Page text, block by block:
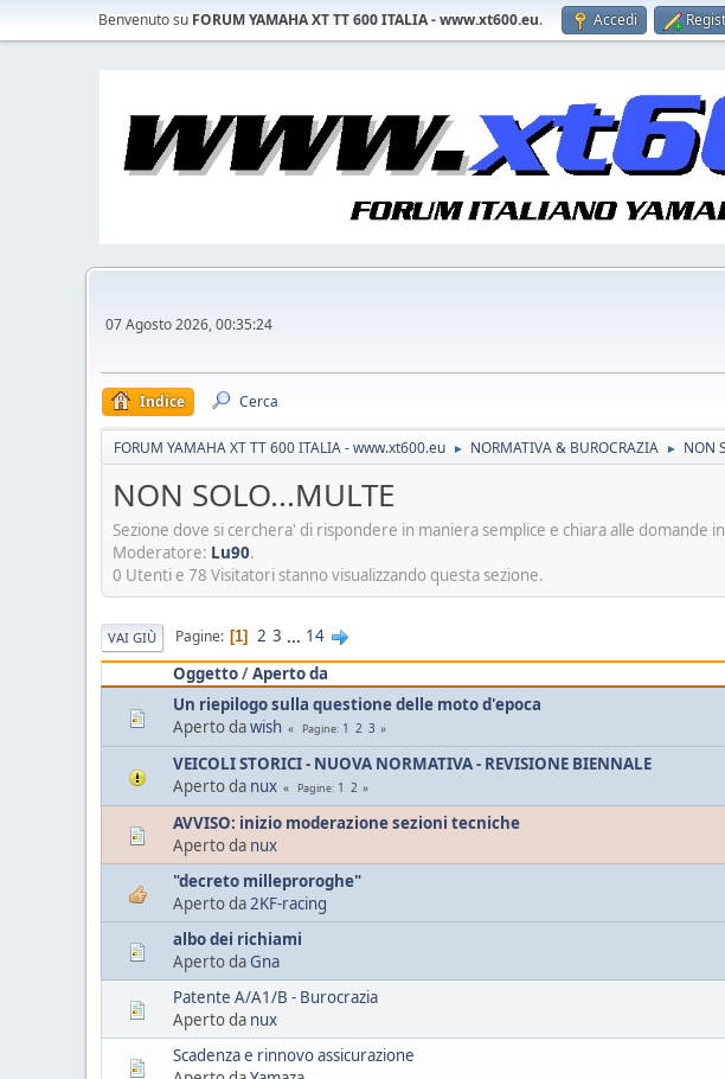
Benvenuto su FORUM YAMAHA XT TT 600 ITALIA - www.xt600.eu. Accedi
07 Agosto 2026, 00:35:24
Indice Cerca
FORUM YAMAHA XT TT 600 ITALIA - www.xt600.eu ► NORMATIVA & BUROCRAZIA ► NON
NON SOLO...MULTE
Sezione dove si cerchera' di rispondere in maniera semplice e chiara alle
Moderatore: Lu90.
0 Utenti e 78 Visitatori stanno visualizzando questa sezione.
VAI GIÙ Pagine 1 2 3 ... 14
Oggetto/Aperto da
Un riepilogo sulla questione delle moto d'epoca
Aperto dawish Pagine 1 2 3
VEICOLI STORICI - NUOVA NORMATIVA - REVISIONE BIENNALE
Aperto da nux Pagine 1 2
AVVISO: inizio moderazione sezioni tecniche
Aperto da nux
"decreto milleproroghe"
Aperto da2KF-racing
albo dei richiami
Aperto da Gna
Patente A/A1/B - Burocrazia
Aperto da nux
Scadenza e rinnovo assicurazione